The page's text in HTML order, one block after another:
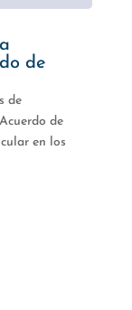
de
de
de
en los